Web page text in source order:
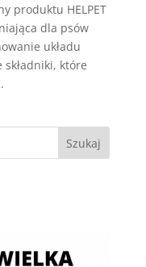
produktu HELPET
dla psów
układu
które